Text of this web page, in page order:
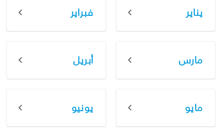
يناير فبراير
مارس أبريل
مايو يونيو